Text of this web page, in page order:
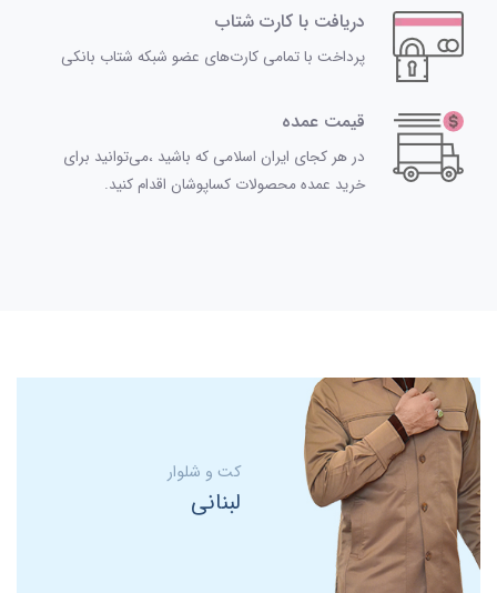
دریافت با کارت شتاب
پرداخت با تمامی کارت‌های عضو شبکه شتاب بانکی
قیمت عمده
در هر کجای ایران اسلامی که باشید ،می‌توانید برای
خرید عمده محصولات کساپوشان اقدام کنید.
کت و شلوار
لبنانی